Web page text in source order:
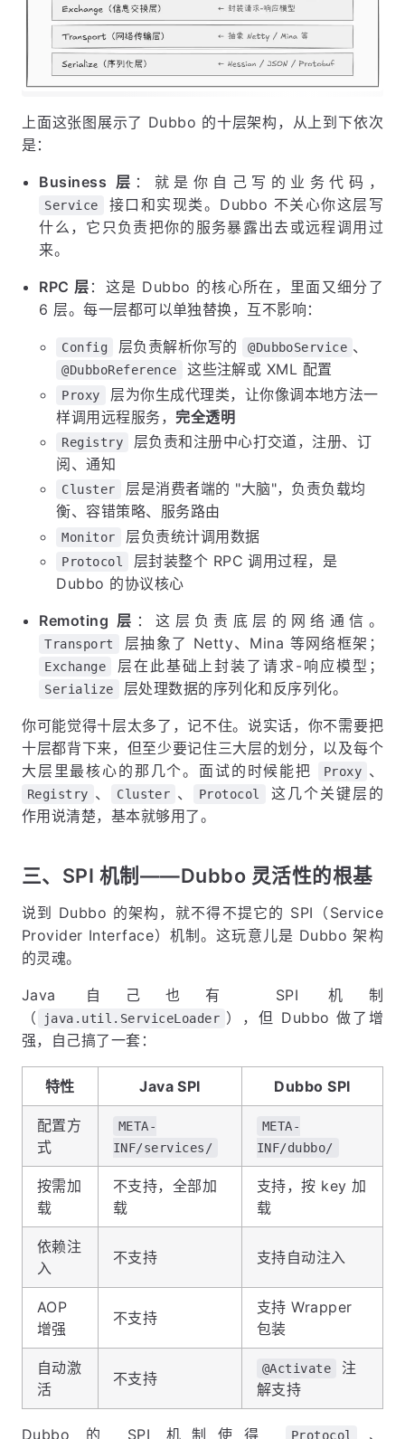
上面这张图展示了 Dubbo 的十层架构，从上到下依次
是：
Business 层 ：就是你自己写的业务代码，
Service
接口和实现类。Dubbo 不关心你这层写
什么，它只负责把你的服务暴露出去或远程调用过
来。
RPC 层 ：这是 Dubbo 的核心所在，里面又细分了
6 层。每一层都可以单独替换，互不影响：
Config 层负责解析你写的 @DubboService 、
@DubboReference 这些注解或 XML 配置
Proxy
层为你生成代理类，让你像调本地方法一
样调用远程服务， 完全透明
Registry
层负责和注册中心打交道，注册、订
阅、通知
Cluster
层是消费者端的 "大脑"，负责负载均
衡、容错策略、服务路由
Monitor 层负责统计调用数据
Protocol
层封装整个 RPC 调用过程，是
Dubbo 的协议核心
Remoting 层 ：这层负责底层的网络通信。
Transport 层抽象了 Netty、Mina 等网络框架；
Exchange 层在此基础上封装了请求-响应模型；
Serialize 层处理数据的序列化和反序列化。
你可能觉得十层太多了，记不住。说实话，你不需要把
十层都背下来，但至少要记住三大层的划分，以及每个
大层里最核心的那几个。面试的时候能把
Proxy 、
Registry 、 Cluster 、 Protocol
这几个关键层的
作用说清楚，基本就够用了。
三、SPI 机制——Dubbo 灵活性的根基
说到 Dubbo 的架构，就不得不提它的 SPI（Service
Provider Interface）机制。这玩意儿是 Dubbo 架构
的灵魂。
Java 自己也有 SPI 机制
（
java.util.ServiceLoader ），但 Dubbo 做了增
强，自己搞了一套：
特性 Java SPI Dubbo SPI
配置方
式
META-
INF/services/
META-
INF/dubbo/
按需加
载
不支持，全部加
载
支持，按 key 加
载
依赖注
入
不支持 支持自动注入
AOP
增强
不支持
支持 Wrapper
包装
自动激
活
不支持
@Activate
注
解支持
Dubbo 的 SPI 机制使得 Protocol 、